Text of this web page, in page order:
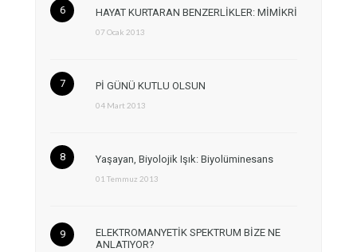
HAYAT KURTARAN BENZERLİKLER: MİMİKRİ
07 Ocak 2013
Pİ GÜNÜ KUTLU OLSUN
04 Mart 2013
Yaşayan, Biyolojik Işık: Biyolüminesans
01 Temmuz 2013
ELEKTROMANYETİK SPEKTRUM BİZE NE
ANLATIYOR?